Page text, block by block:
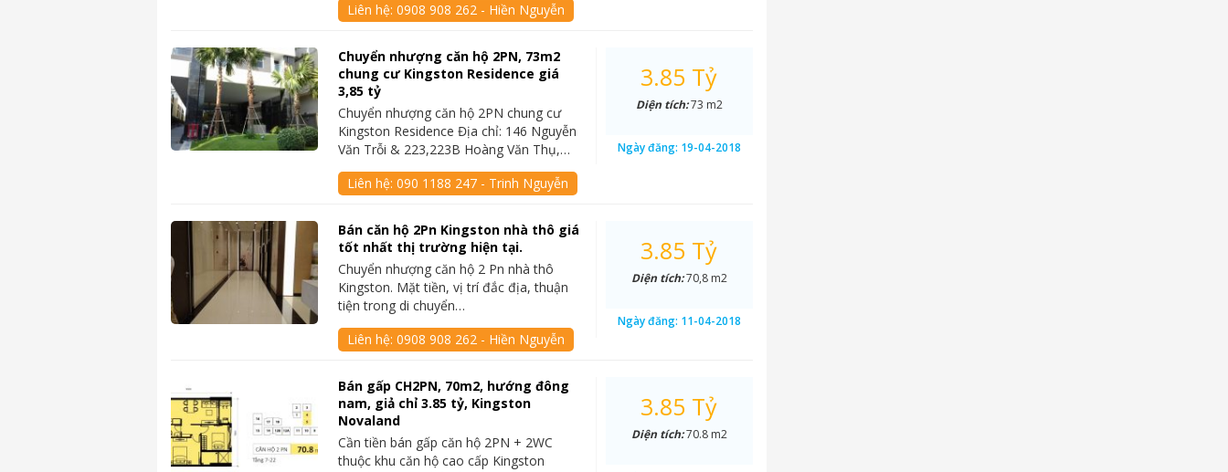
Liên hệ:0908 908 262 - Hiền Nguyễn
Chuyển nhượng căn hộ 2PN, 73m2
chung cư Kingston Residence giá
3,85 tỷ
Chuyển nhượng căn hộ 2PN chung cư
Kingston Residence Địa chỉ: 146 Nguyễn
Văn Trỗi & 223,223B Hoàng Văn Thụ,…
Liên hệ:090 1188 247 - Trinh Nguyễn
3.85 Tỷ
Diện tích:73 m2
Ngày đăng: 19-04-2018
Bán căn hộ 2Pn Kingston nhà thô giá
tốt nhất thị trường hiện tại.
Chuyển nhượng căn hộ 2 Pn nhà thô
Kingston. Mặt tiền, vị trí đắc địa, thuận
tiện trong di chuyển…
Liên hệ:0908 908 262 - Hiền Nguyễn
3.85 Tỷ
Diện tích:70,8 m2
Ngày đăng: 11-04-2018
Bán gấp CH2PN, 70m2, hướng đông
nam, giả chỉ 3.85 tỷ, Kingston
Novaland
Cần tiền bán gấp căn hộ 2PN + 2WC
thuộc khu căn hộ cao cấp Kingston
3.85 Tỷ
Diện tích:70.8 m2